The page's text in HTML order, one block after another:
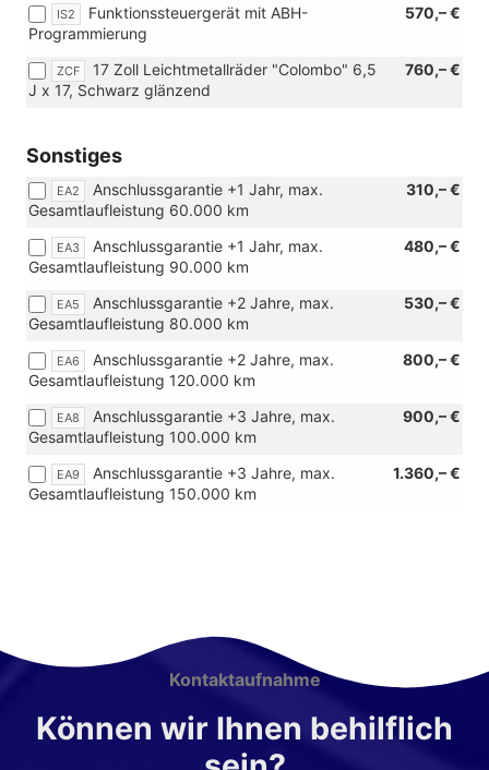
IS2 570,– €
Funktionssteuergerät mit ABH-
Programmierung
ZCF 760,– €
17 Zoll Leichtmetallräder "Colombo" 6,5
J x 17, Schwarz glänzend
Sonstiges
EA2 310,– €
Anschlussgarantie +1 Jahr, max.
Gesamtlaufleistung 60.000 km
EA3 480,– €
Anschlussgarantie +1 Jahr, max.
Gesamtlaufleistung 90.000 km
EA5 530,– €
Anschlussgarantie +2 Jahre, max.
Gesamtlaufleistung 80.000 km
EA6 800,– €
Anschlussgarantie +2 Jahre, max.
Gesamtlaufleistung 120.000 km
EA8 900,– €
Anschlussgarantie +3 Jahre, max.
Gesamtlaufleistung 100.000 km
EA9 1.360,– €
Anschlussgarantie +3 Jahre, max.
Gesamtlaufleistung 150.000 km
Kontaktaufnahme
Können wir Ihnen behilflich